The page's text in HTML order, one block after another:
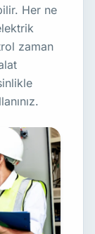
Her ne
zaman